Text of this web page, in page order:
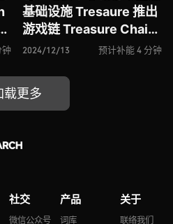
基础设施 Tresaure 推出
游戏链 Treasure Chain
主网
2024/12/13 预计补能 4 分钟
载更多
社交
微信公众号
产品
词库
关于
联络我们